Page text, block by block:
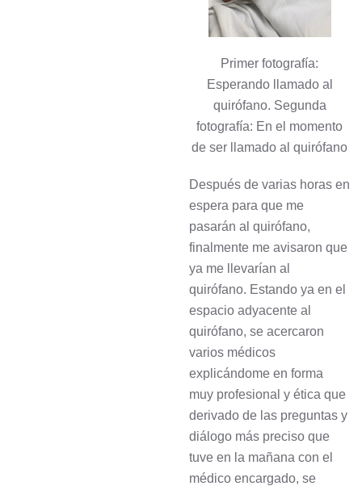
Primer fotografía:
Esperando llamado al
quirófano. Segunda
fotografía: En el momento
de ser llamado al quirófano
Después de varias horas en
espera para que me
pasarán al quirófano,
finalmente me avisaron que
ya me llevarían al
quirófano. Estando ya en el
espacio adyacente al
quirófano, se acercaron
varios médicos
explicándome en forma
muy profesional y ética que
derivado de las preguntas y
diálogo más preciso que
tuve en la mañana con el
médico encargado, se